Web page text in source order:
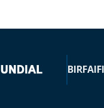
BIRFAIF